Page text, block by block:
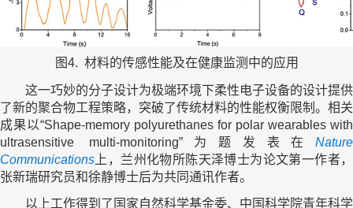
图4. 材料的传感性能及在健康监测中的应用
这一巧妙的分子设计为极端环境下柔性电子设备的设计提供
了新的聚合物工程策略，突破了传统材料的性能权衡限制。相关
成果以“Shape-memory polyurethanes for polar wearables with
ultrasensitive multi-monitoring”为题发表在 Nature
Communications 上，兰州化物所陈天泽博士为论文第一作者，
张新瑞研究员和徐静博士后为共同通讯作者。
以上工作得到了国家自然科学基金委、中国科学院青年科学